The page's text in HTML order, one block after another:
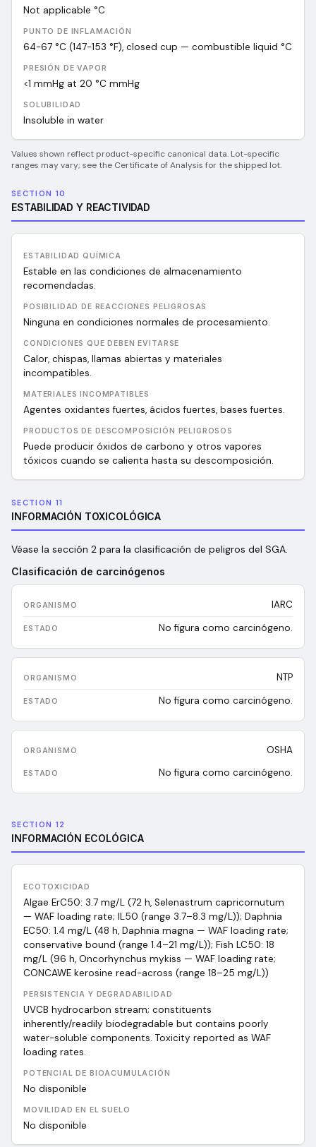
Not applicable °C
PUNTO DE INFLAMACIÓN
64-67 °C (147-153 °F), closed cup — combustible liquid °C
PRESIÓN DE VAPOR
<1 mmHg at 20 °C mmHg
SOLUBILIDAD
Insoluble in water
Values shown reflect product-specific canonical data. Lot-specific
ranges may vary; see the Certificate of Analysis for the shipped lot.
SECTION 10
ESTABILIDAD Y REACTIVIDAD
ESTABILIDAD QUÍMICA
Estable en las condiciones de almacenamiento
recomendadas.
POSIBILIDAD DE REACCIONES PELIGROSAS
Ninguna en condiciones normales de procesamiento.
CONDICIONES QUE DEBEN EVITARSE
Calor, chispas, llamas abiertas y materiales
incompatibles.
MATERIALES INCOMPATIBLES
Agentes oxidantes fuertes, ácidos fuertes, bases fuertes.
PRODUCTOS DE DESCOMPOSICIÓN PELIGROSOS
Puede producir óxidos de carbono y otros vapores
tóxicos cuando se calienta hasta su descomposición.
SECTION 11
INFORMACIÓN TOXICOLÓGICA
Véase la sección 2 para la clasificación de peligros del SGA.
Clasificación de carcinógenos
IARC
No figura como carcinógeno.
NTP
No figura como carcinógeno.
OSHA
No figura como carcinógeno.
SECTION 12
INFORMACIÓN ECOLÓGICA
ECOTOXICIDAD
Algae ErC50: 3.7 mg/L (72 h, Selenastrum capricornutum
— WAF loading rate; IL50 (range 3.7–8.3 mg/L)); Daphnia
EC50: 1.4 mg/L (48 h, Daphnia magna — WAF loading rate;
conservative bound (range 1.4–21 mg/L)); Fish LC50: 18
mg/L (96 h, Oncorhynchus mykiss — WAF loading rate;
CONCAWE kerosine read-across (range 18–25 mg/L))
PERSISTENCIA Y DEGRADABILIDAD
UVCB hydrocarbon stream; constituents
inherently/readily biodegradable but contains poorly
water-soluble components. Toxicity reported as WAF
loading rates.
POTENCIAL DE BIOACUMULACIÓN
No disponible
MOVILIDAD EN EL SUELO
No disponible